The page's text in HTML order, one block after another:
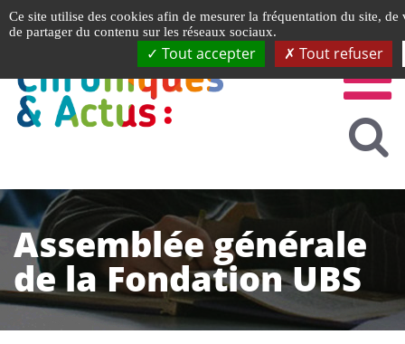
Assemblée générale
de la Fondation UBS
Ce site utilise des cookies afin de mesurer la fréquentation du site,
de partager du contenu sur les réseaux sociaux.
Tout accepter Tout refuser